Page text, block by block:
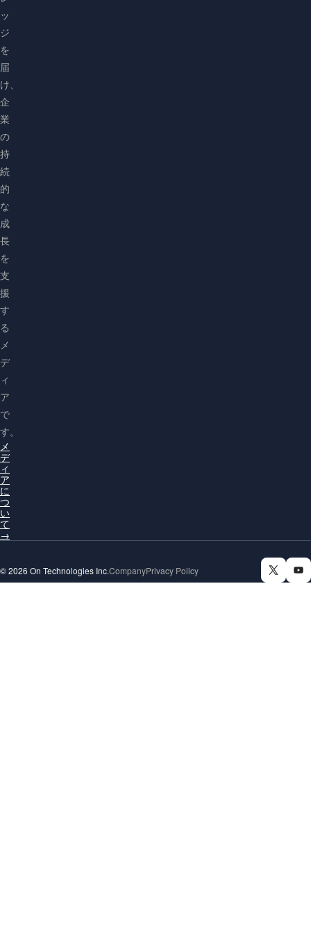
ッ
ジ
を
届
け、
企
業
の
持
続
的
な
成
長
を
支
援
す
る
メ
デ
ィ
ア
で
す。
メ
デ
ィ
ア
に
つ
い
て
→
© 2026 On Technologies Inc.CompanyPrivacy Policy